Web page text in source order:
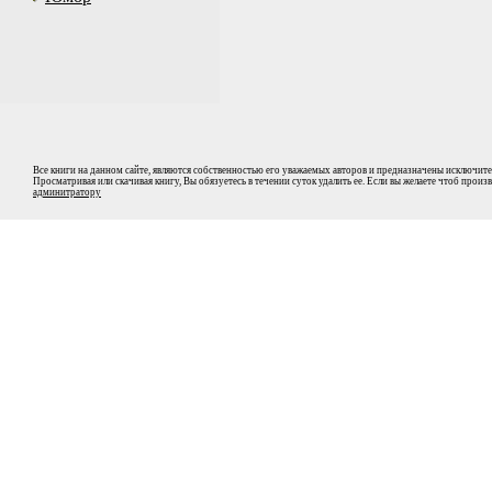
Все книги на данном сайте, являются собственностью его уважаемых авторов и предназначены
Просматривая или скачивая книгу, Вы обязуетесь в течении суток удалить ее. Если вы желаете чтоб
админитратору